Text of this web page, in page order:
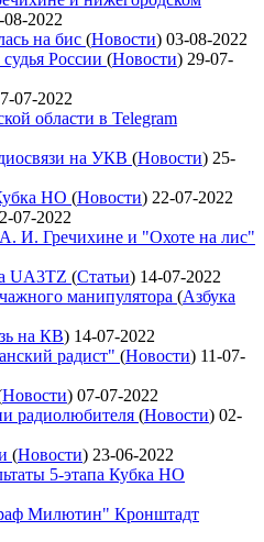
08-2022
на бис (Новости) 03-08-2022
России (Новости) 29-07-
07-2022
области в Telegram
на УКВ (Новости) 25-
НО (Новости) 22-07-2022
07-2022
И. Гречихине и "Охоте на лис"
UA3TZ (Статьи) 14-07-2022
манипулятора (Азбука
на КВ) 14-07-2022
радист" (Новости) 11-07-
Новости) 07-07-2022
радиолюбителя (Новости) 02-
(Новости) 23-06-2022
5-этапа Кубка НО
Милютин" Кронштадт